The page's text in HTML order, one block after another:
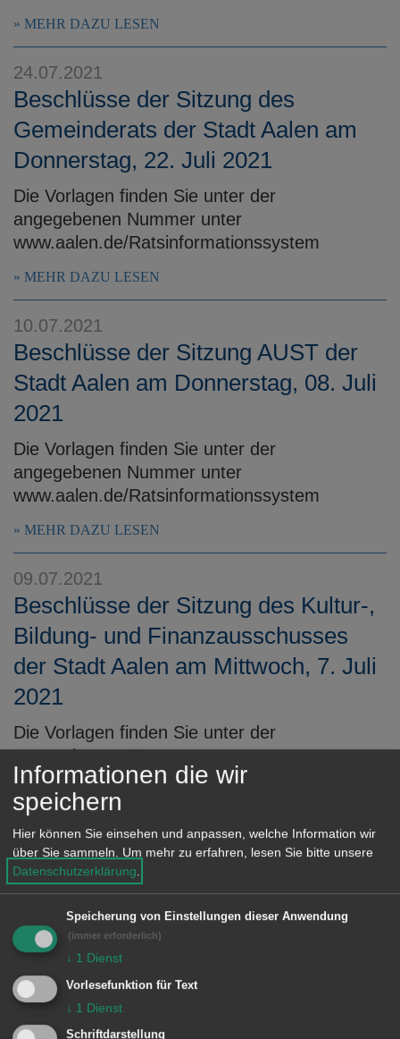
MEHR DAZU LESEN
24.07.2021
Beschlüsse der Sitzung des
Gemeinderats der Stadt Aalen am
Donnerstag, 22. Juli 2021
Die Vorlagen finden Sie unter der
angegebenen Nummer unter
www.aalen.de/Ratsinformationssystem
MEHR DAZU LESEN
10.07.2021
Beschlüsse der Sitzung AUST der
Stadt Aalen am Donnerstag, 08. Juli
2021
Die Vorlagen finden Sie unter der
angegebenen Nummer unter
www.aalen.de/Ratsinformationssystem
MEHR DAZU LESEN
09.07.2021
Beschlüsse der Sitzung des Kultur-,
Bildung- und Finanzausschusses
der Stadt Aalen am Mittwoch, 7. Juli
2021
Die Vorlagen finden Sie unter der
angegebenen Nummer unter
www.aalen.de/Ratsinformationssystem
MEHR DAZU LESEN
28.06.2021
Beschlüsse der Sitzung des
Gemeinderats der Stadt Aalen am
Donnerstag, 24. Juni 2021
Die Vorlagen finden Sie unter der
angegebenen Nummer unter
www.aalen.de/Ratsinformationssystem
Informationen die wir
speichern
Hier können Sie einsehen und anpassen, welche Information wir
über Sie sammeln.
Um mehr zu erfahren, lesen Sie bitte unsere
Datenschutzerklärung
Speicherung von Einstellungen dieser Anwendung
(immer erforderlich)
↓ 1 Dienst
Vorlesefunktion für Text
↓ 1 Dienst
Schriftdarstellung